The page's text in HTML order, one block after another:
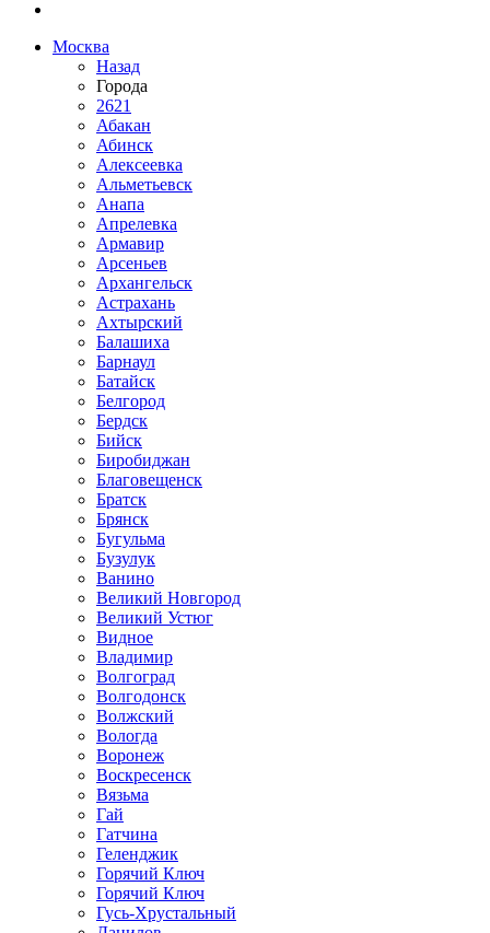
Москва
Назад
Города
2621
Абакан
Абинск
Алексеевка
Альметьевск
Анапа
Апрелевка
Армавир
Арсеньев
Архангельск
Астрахань
Ахтырский
Балашиха
Барнаул
Батайск
Белгород
Бердск
Бийск
Биробиджан
Благовещенск
Братск
Брянск
Бугульма
Бузулук
Ванино
Великий Новгород
Великий Устюг
Видное
Владимир
Волгоград
Волгодонск
Волжский
Вологда
Воронеж
Воскресенск
Вязьма
Гай
Гатчина
Геленджик
Горячий Ключ
Горячий Ключ
Гусь-Хрустальный